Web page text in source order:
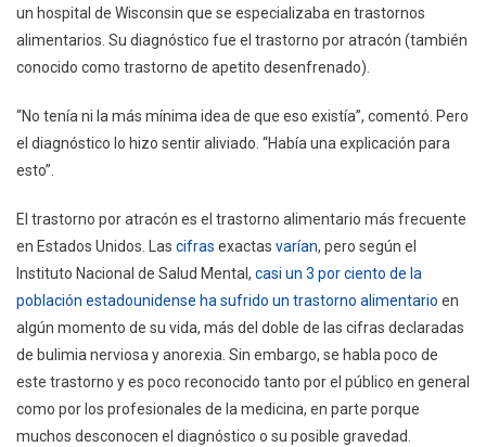
un hospital de Wisconsin que se especializaba en trastornos
alimentarios. Su diagnóstico fue el trastorno por atracón (también
conocido como trastorno de apetito desenfrenado).
“No tenía ni la más mínima idea de que eso existía”, comentó. Pero
el diagnóstico lo hizo sentir aliviado. “Había una explicación para
esto”.
El trastorno por atracón es el trastorno alimentario más frecuente
en Estados Unidos. Las cifras exactas varían, pero según el
Instituto Nacional de Salud Mental, casi un 3 por ciento de la
población estadounidense ha sufrido un trastorno alimentario en
algún momento de su vida, más del doble de las cifras declaradas
de bulimia nerviosa y anorexia. Sin embargo, se habla poco de
este trastorno y es poco reconocido tanto por el público en general
como por los profesionales de la medicina, en parte porque
muchos desconocen el diagnóstico o su posible gravedad.